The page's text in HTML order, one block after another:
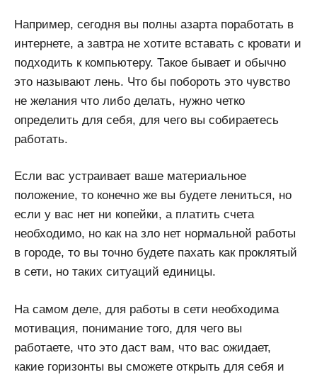
Например, сегодня вы полны азарта поработать в
интернете, а завтра не хотите вставать с кровати и
подходить к компьютеру. Такое бывает и обычно
это называют лень. Что бы побороть это чувство
не желания что либо делать, нужно четко
определить для себя, для чего вы собираетесь
работать.
Если вас устраивает ваше материальное
положение, то конечно же вы будете лениться, но
если у вас нет ни копейки, а платить счета
необходимо, но как на зло нет нормальной работы
в городе, то вы точно будете пахать как проклятый
в сети, но таких ситуаций единицы.
На самом деле, для работы в сети необходима
мотивация, понимание того, для чего вы
работаете, что это даст вам, что вас ожидает,
какие горизонты вы сможете открыть для себя и